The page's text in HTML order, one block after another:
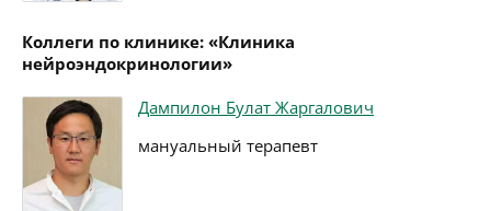
Коллеги по клинике: «Клиника
нейроэндокринологии»
Дампилон Булат Жаргалович
мануальный терапевт